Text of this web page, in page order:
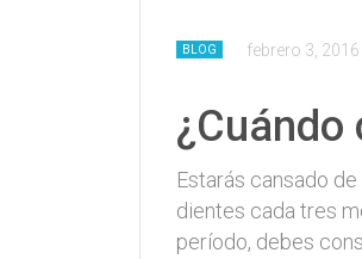
BLOG febrero 3, 2016
¿Cuándo
Estarás cansado
dientes cada tres
período, debes